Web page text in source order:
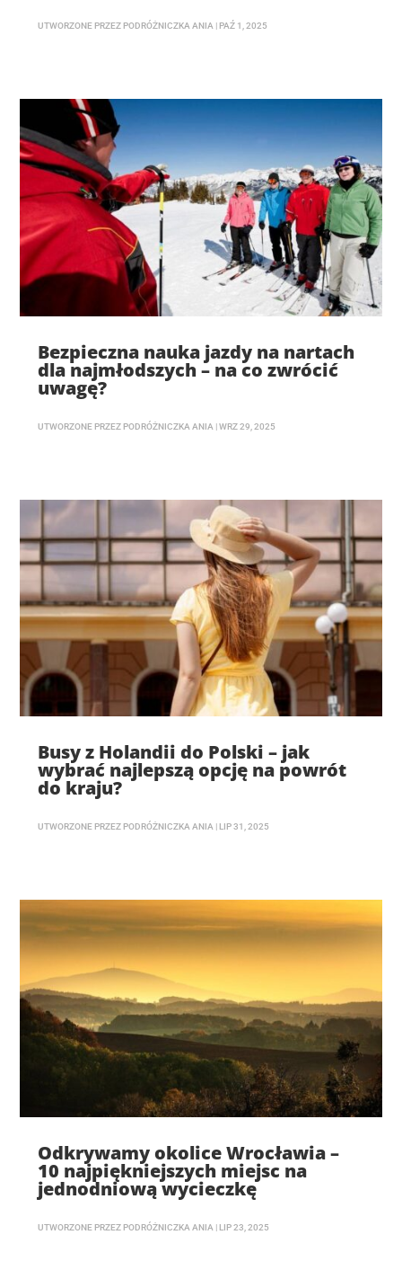
UTWORZONE PRZEZ PODRÓŻNICZKA ANIA | PAŹ 1, 2025
Bezpieczna nauka jazdy na nartach
dla najmłodszych – na co zwrócić
uwagę?
UTWORZONE PRZEZ PODRÓŻNICZKA ANIA |WRZ 29, 2025
Busy z Holandii do Polski – jak
wybrać najlepszą opcję na powrót
do kraju?
UTWORZONE PRZEZ PODRÓŻNICZKA ANIA LIP 31, 2025
Odkrywamy okolice Wrocławia –
10 najpiękniejszych miejsc na
jednodniową wycieczkę
UTWORZONE PRZEZ PODRÓŻNICZKA ANIA LIP 23, 2025